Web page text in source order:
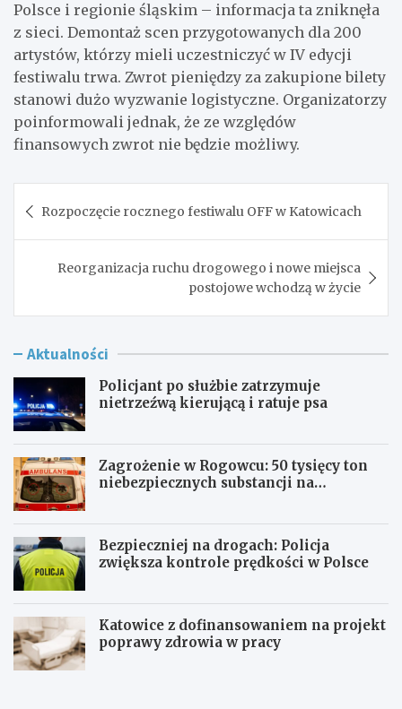
Polsce i regionie śląskim – informacja ta zniknęła
z sieci. Demontaż scen przygotowanych dla 200
artystów, którzy mieli uczestniczyć w IV edycji
festiwalu trwa. Zwrot pieniędzy za zakupione bilety
stanowi dużo wyzwanie logistyczne. Organizatorzy
poinformowali jednak, że ze względów
finansowych zwrot nie będzie możliwy.
wpisu
Rozpoczęcie rocznego festiwalu OFF w Katowicach
Reorganizacja ruchu drogowego i nowe miejsca
postojowe wchodzą w życie
Aktualności
Policjant po służbie zatrzymuje
nietrzeźwą kierującą i ratuje psa
Zagrożenie w Rogowcu: 50 tysięcy ton
niebezpiecznych substancji na
Bezpieczniej na drogach: Policja
zwiększa kontrole prędkości w Polsce
Katowice z dofinansowaniem na projekt
poprawy zdrowia w pracy
P
Z